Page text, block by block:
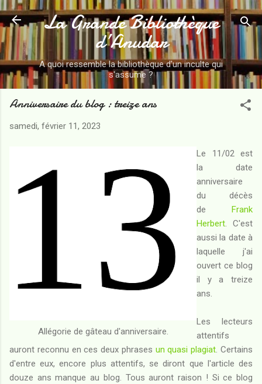
Accéder au contenu principal
La Grande Bibliothèque
d’Anudar
A quoi ressemble la bibliothèque d'un inculte qui
s'assume ?
Anniversaire du blog : treize ans
samedi, février 11, 2023
Allégorie de gâteau d'anniversaire.
Le 11/02 est
la date
anniversaire
du décès
de Frank
Herbert . C'est
aussi la date à
laquelle j'ai
ouvert ce blog
il y a treize
ans.
Les lecteurs
attentifs
auront reconnu en ces deux phrases un quasi plagiat . Certains
d'entre eux, encore plus attentifs, se diront que l'article des
douze ans manque au blog. Tous auront raison ! Si ce blog